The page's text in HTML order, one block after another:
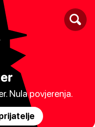
Nula povjerenja.